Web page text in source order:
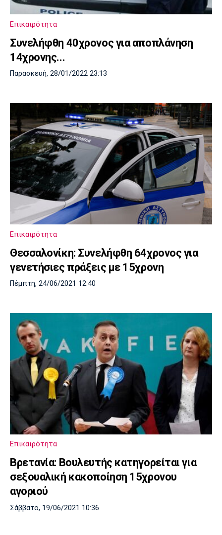
Επικαιρότητα
Συνελήφθη 40χρονος για αποπλάνηση
14χρονης...
Παρασκευή, 28/01/2022 23:13
Επικαιρότητα
Θεσσαλονίκη: Συνελήφθη 64χρονος για
γενετήσιες πράξεις με 15χρονη
Πέμπτη, 24/06/2021 12:40
Επικαιρότητα
Βρετανία: Βουλευτής κατηγορείται για
σεξουαλική κακοποίηση 15χρονου
αγοριού
Σάββατο, 19/06/2021 10:36